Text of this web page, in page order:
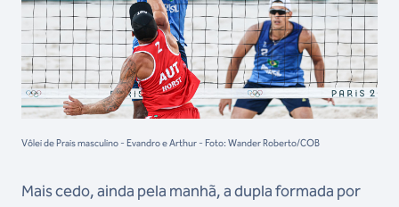
Vôlei de Prais masculino - Evandro e Arthur - Foto: Wander Roberto/COB
Mais cedo, ainda pela manhã, a dupla formada por